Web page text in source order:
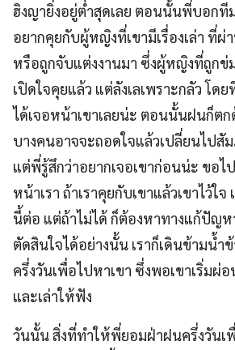
ฮิงญายิ่งอยู่ต่ำสุดเลย ตอนนั้นพี่บอกที
อยากคุยกับผู้หญิงที่เขามีเรื่องเล่า ที่
หรือถูกจับแต่งงานมา ซึ่งผู้หญิงที่ถูกข่
เปิดใจคุยแล้ว แต่ลังเลเพราะกลัว โด
ได้เจอหน้าเขาเลยน่ะ ตอนนั้นฝนก็ตก
บางคนอาจจะถอดใจแล้วเปลี่ยนไป
แต่พี่รู้สึกว่าอยากเจอเขาก่อนน่ะ ขอไ
หน้าเรา ถ้าเราคุยกับเขาแล้วเขาไว้ใ
นี้ต่อ แต่ถ้าไม่ได้ ก็ต้องหาทางแก้ปัญ
ตัดสินใจได้อย่างนั้น เราก็เดินข้ามน้ำ
ครึ่งวันเพื่อไปหาเขา ซึ่งพอเขาเริ่มผ่
และเล่าให้ฟัง
วันนั้น สิ่งที่ทำให้พี่ยอมฝ่าฝนครึ่งวันเ